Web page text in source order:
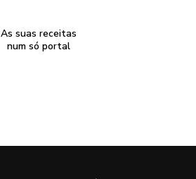
As suas receitas
num só portal